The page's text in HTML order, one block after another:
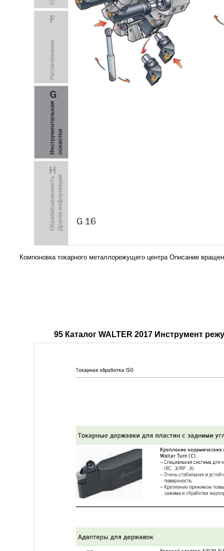
Компоновка токарного металлорежущего центра Описание
95 Каталог WALTER 2017 Инструмент